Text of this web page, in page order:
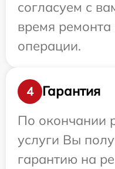
согласуем с
время
операции.
4
Гарантия
По окончании
услуги Вы
гарантию на